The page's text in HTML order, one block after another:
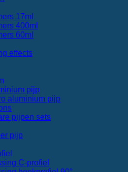
17ml
400ml
60ml
effects
pijp
aluminium pijp
pijpen sets
pijp
C-profiel